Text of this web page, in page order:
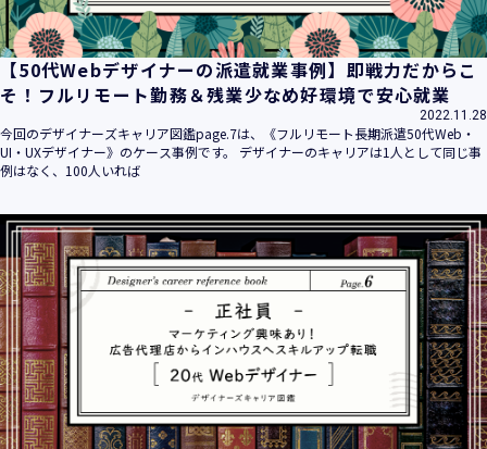
【50代Webデザイナーの派遣就業事例】即戦力だからこ
そ！フルリモート勤務＆残業少なめ好環境で安心就業
2022.11.28
今回のデザイナーズキャリア図鑑page.7は、《フルリモート長期派遣50代Web・
UI・UXデザイナー》のケース事例です。 デザイナーのキャリアは1人として同じ事
例はなく、100人いれば